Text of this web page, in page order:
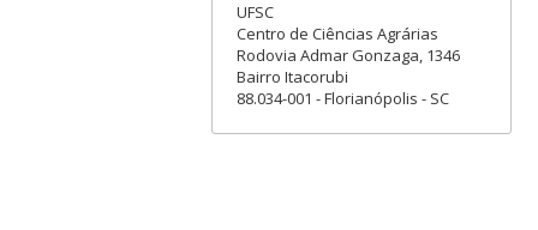
UFSC
Centro de Ciências Agrárias
Rodovia Admar Gonzaga, 1346
Bairro Itacorubi
88.034-001 - Florianópolis - SC